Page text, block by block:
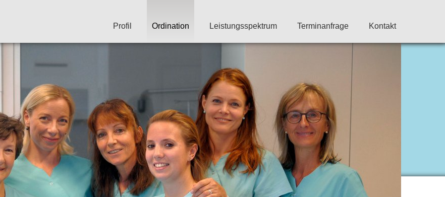
Profil Ordination Leistungsspektrum Terminanfrage Kontakt